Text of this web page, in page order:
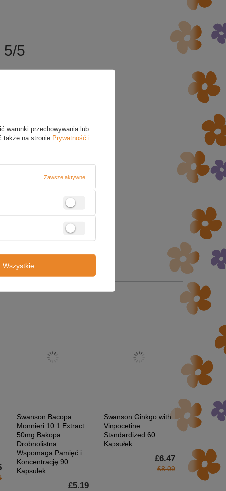
5/5
Swanson Bacopa
Monnieri 10:1 Extract
50mg Bakopa
Drobnolistna
Wspomaga Pamięć i
Koncentrację 90
Kapsułek
£5.19
Swanson Ginkgo with
Vinpocetine
Standardized 60
Kapsułek
£6.47
£8.09
Swanson
500mg
warunki przechowywania lub
także na stronie Prywatność i
Zawsze aktywne
Wszystkie